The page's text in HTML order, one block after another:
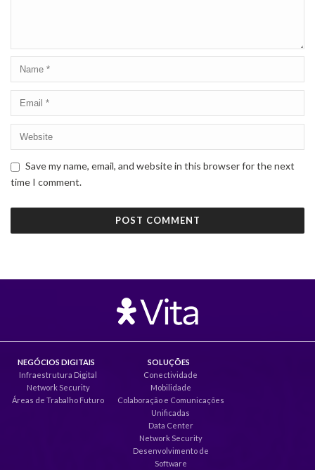
Save my name, email, and website in this browser for the next
time I comment.
NEGÓCIOS DIGITAIS
Infraestrutura Digital
Network Security
Áreas de Trabalho Futuro
SOLUÇÕES
Conectividade
Mobilidade
Colaboração e Comunicações
Unificadas
Data Center
Network Security
Desenvolvimento de
Software